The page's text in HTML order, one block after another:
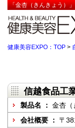
「金杏（きんきょう）
健康美容EXPO：TOP >
信越食品工
製品名 ： 金杏（
会社概要 ： 〒